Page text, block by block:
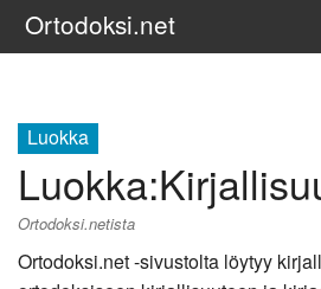
Ortodoksi.net
Luokka
Luokka:
Ortodoksi.netista
Ortodoksi.net -sivustolta löytyy